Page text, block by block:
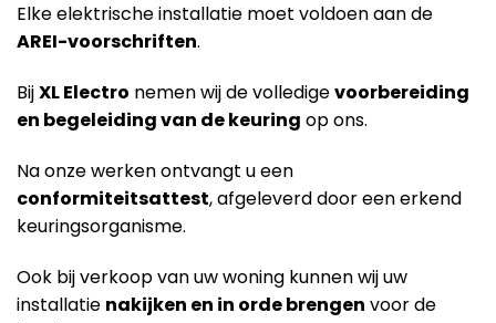
Elke elektrische installatie moet voldoen aan de
AREI-voorschriften.
BijXL Electro nemen wij de volledigevoorbereiding
en begeleiding van de keuring op ons.
Na onze werken ontvangt u een
conformiteitsattest, afgeleverd door een erkend
keuringsorganisme.
Ook bij verkoop van uw woning kunnen wij uw
installatie nakijken en in orde brengen voor de